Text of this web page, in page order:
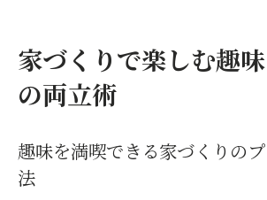
家づくりで楽しむ趣
の両立術
趣味を満喫できる家づくりの
法